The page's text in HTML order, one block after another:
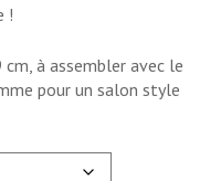
!
à assembler avec le
pour un salon style